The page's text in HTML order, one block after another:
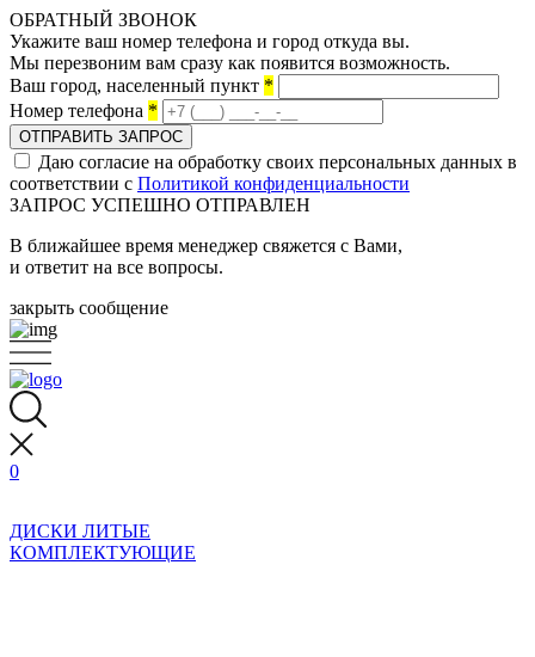
ОБРАТНЫЙ ЗВОНОК
Укажите ваш номер телефона и город откуда вы.
Мы перезвоним вам сразу как появится возможность.
Ваш город, населенный пункт *
Номер телефона *
ОТПРАВИТЬ ЗАПРОС
Даю согласие на обработку своих персональных данных в
соответствии с Политикой конфиденциальности
ЗАПРОС УСПЕШНО ОТПРАВЛЕН
В ближайшее время менеджер свяжется с Вами,
и ответит на все вопросы.
закрыть сообщение
0
ДИСКИ ЛИТЫЕ
КОМПЛЕКТУЮЩИЕ